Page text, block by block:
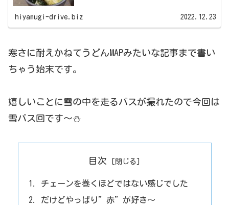
hiyamugi-drive.biz 2022.12.23
寒さに耐えかねてうどんMAPみたいな記事まで書い
ちゃう始末です。
嬉しいことに雪の中を走るバスが撮れたので今回は
雪バス回です～⛄
目次
チェーンを巻くほどではない感じでした
だけどやっぱり”赤”が好き～